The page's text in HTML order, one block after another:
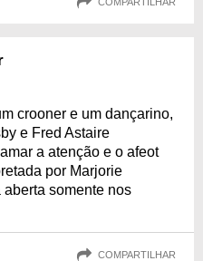
crooner e um dançarino,
e Fred Astaire
a atenção e o afeot
por Marjorie
somente nos
COMPARTILHAR